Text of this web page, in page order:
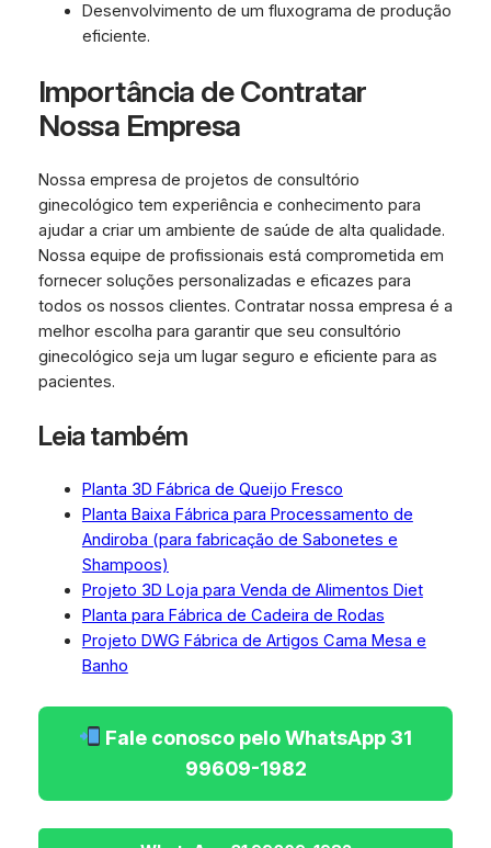
Desenvolvimento de um fluxograma de produção
eficiente.
Importância de Contratar
Nossa Empresa
Nossa empresa de projetos de consultório
ginecológico tem experiência e conhecimento para
ajudar a criar um ambiente de saúde de alta qualidade.
Nossa equipe de profissionais está comprometida em
fornecer soluções personalizadas e eficazes para
todos os nossos clientes. Contratar nossa empresa é a
melhor escolha para garantir que seu consultório
ginecológico seja um lugar seguro e eficiente para as
pacientes.
Leia também
Planta 3D Fábrica de Queijo Fresco
Planta Baixa Fábrica para Processamento de
Andiroba (para fabricação de Sabonetes e
Shampoos)
Projeto 3D Loja para Venda de Alimentos Diet
Planta para Fábrica de Cadeira de Rodas
Projeto DWG Fábrica de Artigos Cama Mesa e
Banho
Fale conosco pelo WhatsApp 31
99609-1982